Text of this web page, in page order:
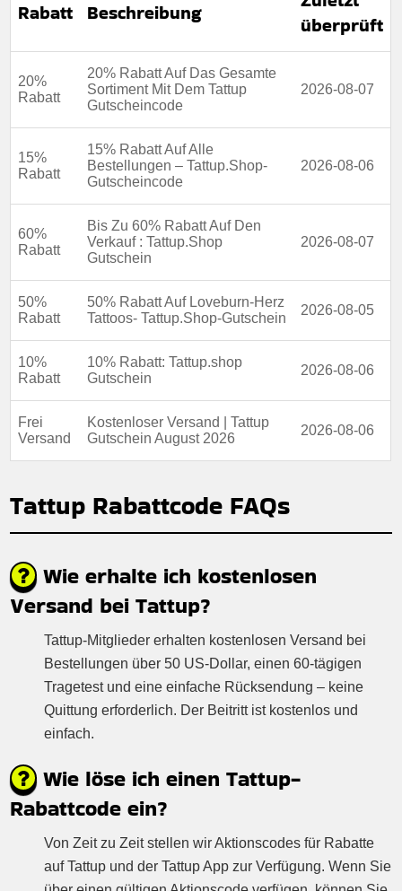
Zeitlich begrenztes angebot
kombinierbar
Bedingungen:Weitere informationen finden sie in den
Rabatt Beschreibung
überprüft
20%
Rabatt
20% Rabatt Auf Das Gesamte
Sortiment Mit Dem Tattup
Gutscheincode
2026-08-07
15%
Rabatt
15% Rabatt Auf Alle
Bestellungen – Tattup.Shop-
Gutscheincode
2026-08-06
60%
Rabatt
Bis Zu 60% Rabatt Auf Den
Verkauf : Tattup.Shop
Gutschein
2026-08-07
50%
Rabatt
50% Rabatt Auf Loveburn-Herz
Tattoos- Tattup.Shop-Gutschein
2026-08-05
10%
Rabatt
10% Rabatt: Tattup.shop
Gutschein
2026-08-06
Frei
Versand
Kostenloser Versand | Tattup
Gutschein August 2026
2026-08-06
Tattup Rabattcode FAQs
Wie erhalte ich kostenlosen
Versand bei Tattup?
Tattup-Mitglieder erhalten kostenlosen Versand bei
Bestellungen über 50 US-Dollar, einen 60-tägigen
Tragetest und eine einfache Rücksendung – keine
Quittung erforderlich. Der Beitritt ist kostenlos und
einfach.
Wie löse ich einen Tattup-
Rabattcode ein?
Von Zeit zu Zeit stellen wir Aktionscodes für Rabatte
auf Tattup und der Tattup App zur Verfügung. Wenn Sie